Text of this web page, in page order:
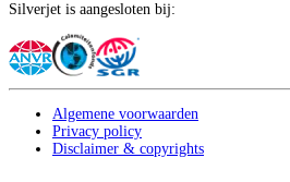
Silverjet is aangesloten bij:
Algemene voorwaarden
Privacy policy
Disclaimer & copyrights